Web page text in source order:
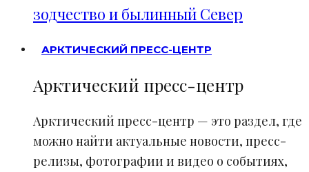
зодчество и былинный Север
АРКТИЧЕСКИЙ ПРЕСС-ЦЕНТР
Арктический пресс-центр
Арктический пресс-центр — это раздел, где
можно найти актуальные новости, пресс-
релизы, фотографии и видео о событиях,